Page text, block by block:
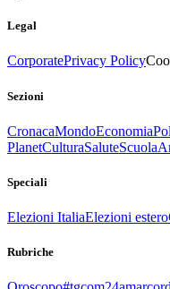
Legal
CorporatePrivacy Policy
Sezioni
CronacaMondoEconomia
PlanetCulturaSaluteScuola
Speciali
Elezioni ItaliaElezioni estero
Rubriche